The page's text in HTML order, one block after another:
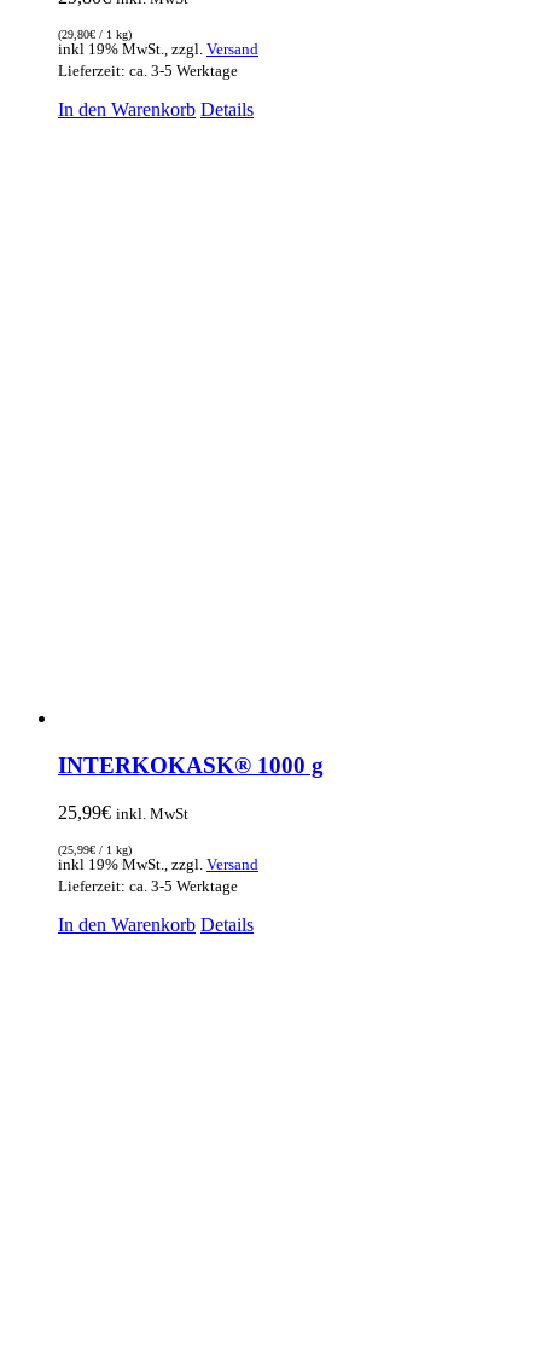
(29,80€ / 1 kg)
inkl 19% MwSt., zzgl. Versand
Lieferzeit: ca. 3-5 Werktage
In den Warenkorb Details
INTERKOKASK® 1000 g
25,99€ inkl. MwSt
(25,99€ / 1 kg)
inkl 19% MwSt., zzgl. Versand
Lieferzeit: ca. 3-5 Werktage
In den Warenkorb Details